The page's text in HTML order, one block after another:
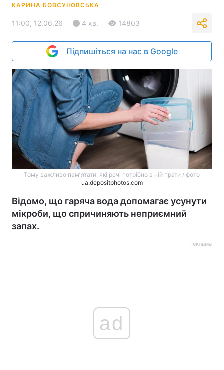
КАРИНА БОВСУНОВСЬКА
11:00, 12.06.26 4 хв. 14803
Підпишіться на нас в Google
Тому важливо памʼятати, які речі потрібно в ній прати / фото
ua.depositphotos.com
Відомо, що гаряча вода допомагає усунути
мікроби, що спричиняють неприємний
запах.
Реклама
ad